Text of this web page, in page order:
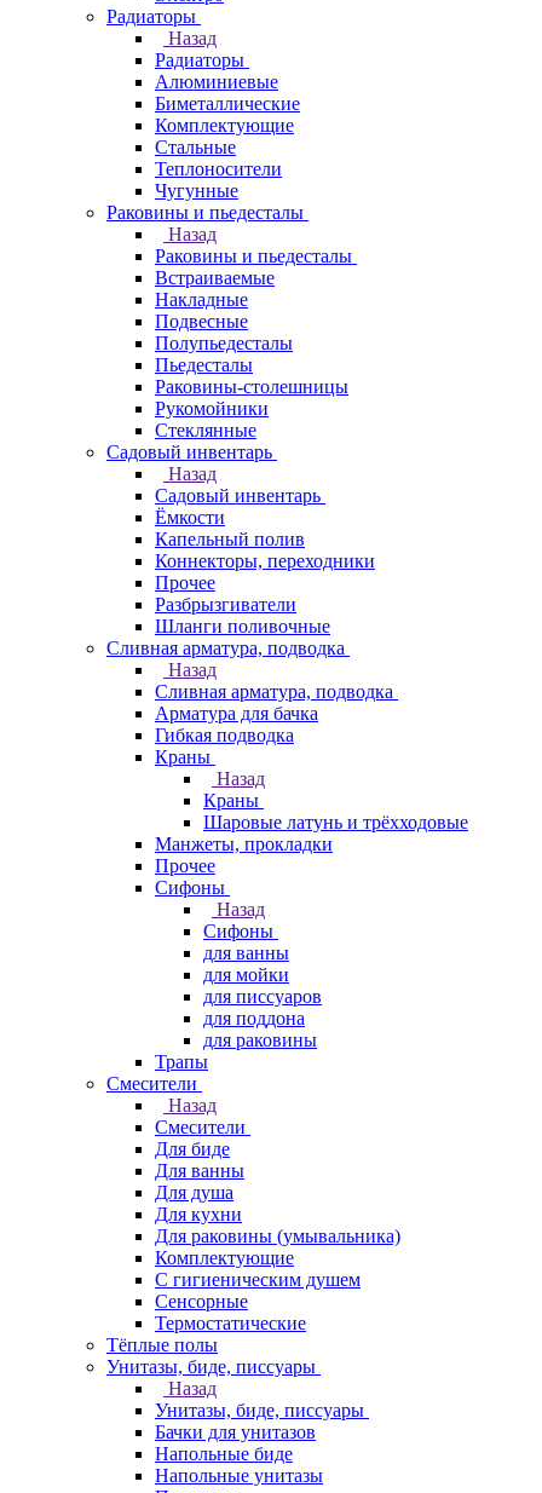
Радиаторы
Назад
Радиаторы
Алюминиевые
Биметаллические
Комплектующие
Стальные
Теплоносители
Чугунные
Раковины и пьедесталы
Назад
Раковины и пьедесталы
Встраиваемые
Накладные
Подвесные
Полупьедесталы
Пьедесталы
Раковины-столешницы
Рукомойники
Стеклянные
Садовый инвентарь
Назад
Садовый инвентарь
Ёмкости
Капельный полив
Коннекторы, переходники
Прочее
Разбрызгиватели
Шланги поливочные
Сливная арматура, подводка
Назад
Сливная арматура, подводка
Арматура для бачка
Гибкая подводка
Краны
Назад
Краны
Шаровые латунь и трёхходовые
Манжеты, прокладки
Прочее
Сифоны
Назад
Сифоны
для ванны
для мойки
для писсуаров
для поддона
для раковины
Трапы
Смесители
Назад
Смесители
Для биде
Для ванны
Для душа
Для кухни
Для раковины (умывальника)
Комплектующие
С гигиеническим душем
Сенсорные
Термостатические
Тёплые полы
Унитазы, биде, писсуары
Назад
Унитазы, биде, писсуары
Бачки для унитазов
Напольные биде
Напольные унитазы